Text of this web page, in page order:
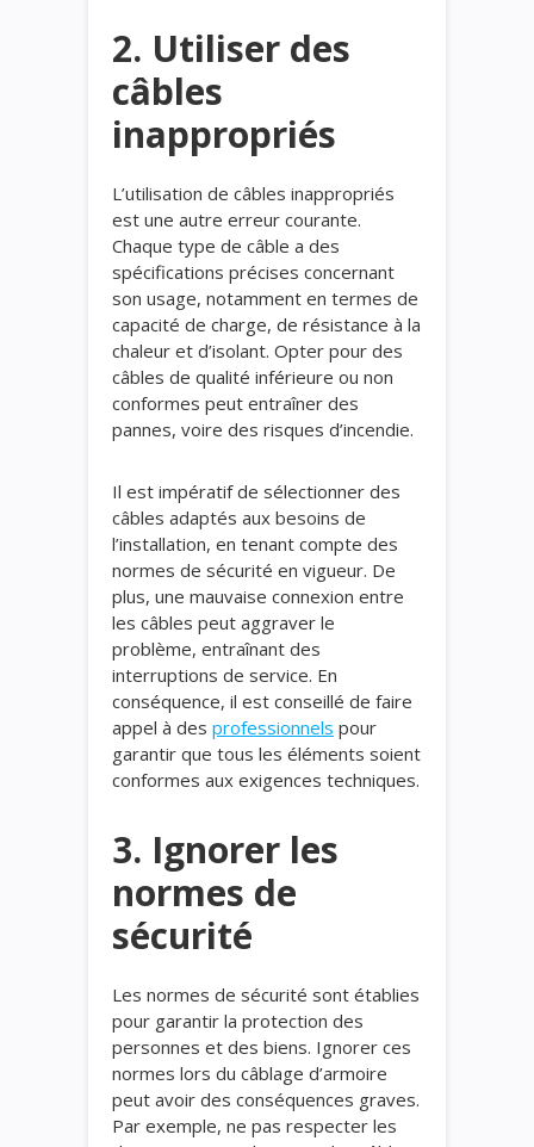
2. Utiliser des
câbles
inappropriés
L’utilisation de câbles inappropriés
est une autre erreur courante.
Chaque type de câble a des
spécifications précises concernant
son usage, notamment en termes de
capacité de charge, de résistance à la
chaleur et d’isolant. Opter pour des
câbles de qualité inférieure ou non
conformes peut entraîner des
pannes, voire des risques d’incendie.
Il est impératif de sélectionner des
câbles adaptés aux besoins de
l’installation, en tenant compte des
normes de sécurité en vigueur. De
plus, une mauvaise connexion entre
les câbles peut aggraver le
problème, entraînant des
interruptions de service. En
conséquence, il est conseillé de faire
appel à des professionnels pour
garantir que tous les éléments soient
conformes aux exigences techniques.
3. Ignorer les
normes de
sécurité
Les normes de sécurité sont établies
pour garantir la protection des
personnes et des biens. Ignorer ces
normes lors du câblage d’armoire
peut avoir des conséquences graves.
Par exemple, ne pas respecter les